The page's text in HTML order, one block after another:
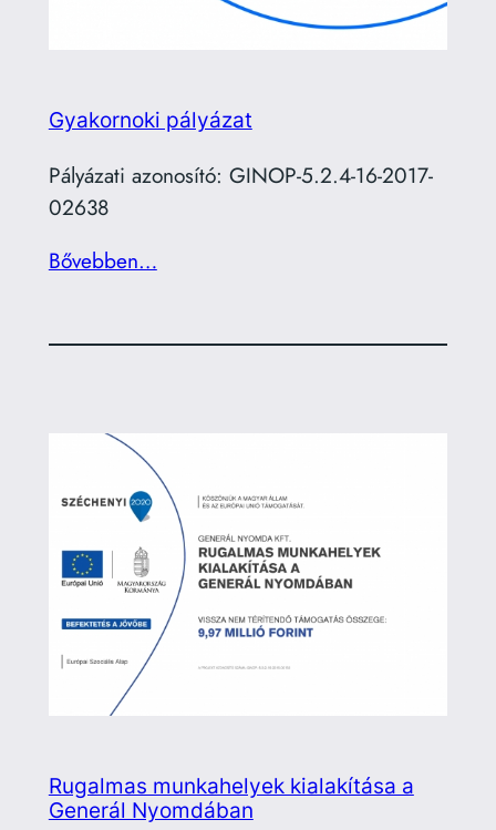
Gyakornoki pályázat
Pályázati azonosító: GINOP-5.2.4-16-2017-
02638
Bővebben…
Rugalmas munkahelyek kialakítása a
Generál Nyomdában